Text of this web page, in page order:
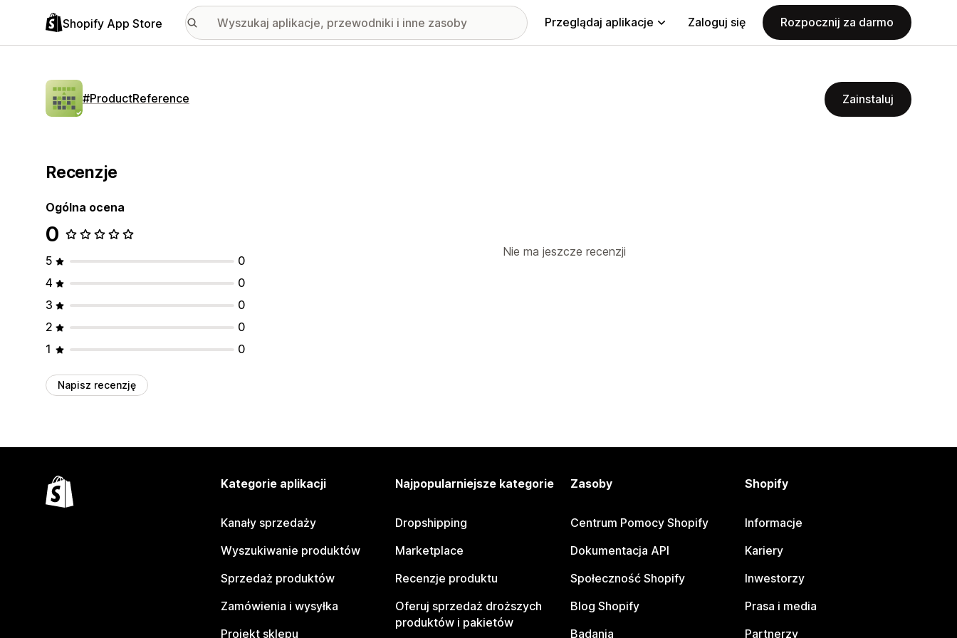
Shopify App Store Przeglądaj aplikacje Zaloguj się Rozpocznij za darmo
#ProductReference Zainstaluj
Recenzje
Ogólna ocena
0
5
0
4
0
3
0
2
0
1
0
Napisz recenzję
Nie ma jeszcze recenzji
Kategorie aplikacji
Kanały sprzedaży
Wyszukiwanie produktów
Sprzedaż produktów
Zamówienia i wysyłka
Projekt sklepu
Najpopularniejsze kategorie
Dropshipping
Marketplace
Recenzje produktu
Oferuj sprzedaż droższych
produktów i pakietów
Zasoby
Centrum Pomocy Shopify
Dokumentacja API
Społeczność Shopify
Blog Shopify
Badania
Shopify
Informacje
Kariery
Inwestorzy
Prasa i media
Partnerzy